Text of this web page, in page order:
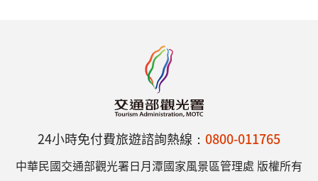
24小時免付費旅遊諮詢熱線： 0800-011765
中華民國交通部觀光署日月潭國家風景區管理處 版權所有